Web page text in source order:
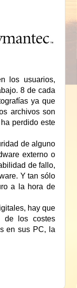
los usuarios,
8 de cada
ya que
archivos son
perdido este
de alguno
externo o
de fallo,
Y tan sólo
a la hora de
hay que
de los costes
en sus PC, la